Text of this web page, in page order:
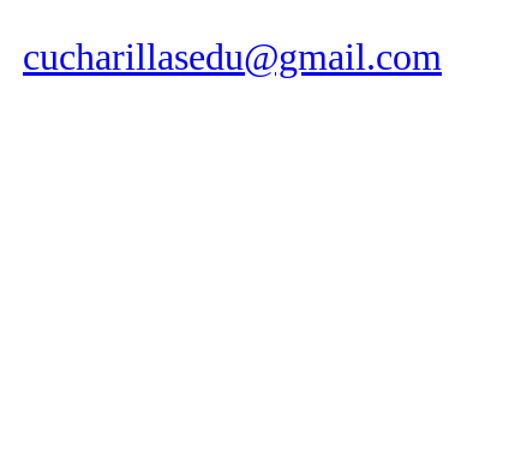
cucharillasedu@gmail.com